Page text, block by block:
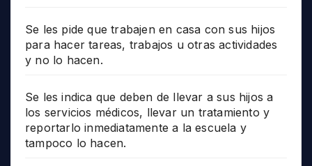
Se les pide que trabajen en casa con sus hijos
para hacer tareas, trabajos u otras actividades
y no lo hacen.
Se les indica que deben de llevar a sus hijos a
los servicios médicos, llevar un tratamiento y
reportarlo inmediatamente a la escuela y
tampoco lo hacen.